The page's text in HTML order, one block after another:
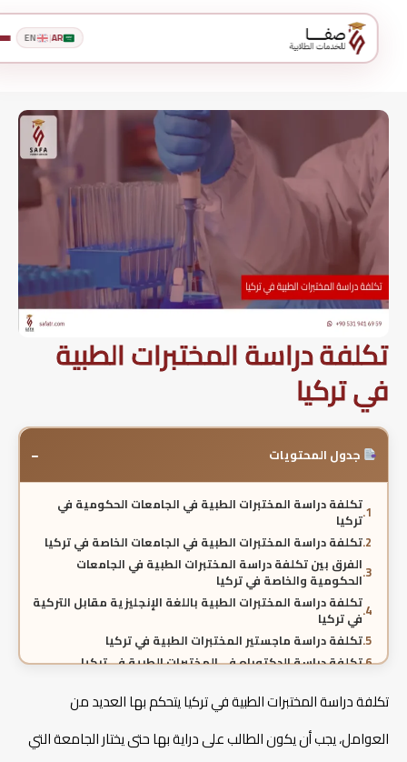
AR
|
EN
تكلفة دراسة المختبرات الطبية
في تركيا
جدول المحتويات
تكلفة دراسة المختبرات الطبية في الجامعات الحكومية في
تركيا
تكلفة دراسة المختبرات الطبية في الجامعات الخاصة في تركيا
الفرق بين تكلفة دراسة المختبرات الطبية في الجامعات
الحكومية والخاصة في تركيا
تكلفة دراسة المختبرات الطبية باللغة الإنجليزية مقابل التركية
في تركيا
تكلفة دراسة ماجستير المختبرات الطبية في تركيا
تكلفة دراسة الدكتوراه في المختبرات الطبية في تركيا
تكلفة المعيشة أثناء دراسة المختبرات الطبية في تركيا
السكن والمعيشة والاحتياجات الشخصية لطلاب المختبرات
الطبية في تركيا
تكلفة دراسة المختبرات الطبية في تركيا يتحكم بها العديد من
العوامل، يجب أن يكون الطالب على دراية بها حتى يختار الجامعة التي